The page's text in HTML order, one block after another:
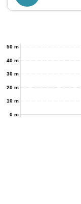
0 m
10 m
20 m
30 m
40 m
50 m